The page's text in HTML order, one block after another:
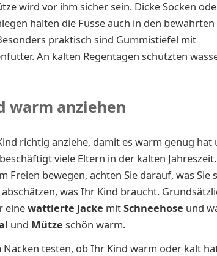
wird vor ihm sicher sein. Dicke Socken
halten die Füsse auch in den bewährten
praktisch sind Gummistiefel mit
An kalten Regentagen schützten
warm anziehen
richtig anziehe, damit es warm genug hat
viele Eltern in der kalten
Freien bewegen, achten Sie darauf, was Sie
was Ihr Kind braucht.
einewattierte Jacke mitSchneehose und
und Mütze schön warm.
Nacken testen, ob Ihr Kind warm oder kalt